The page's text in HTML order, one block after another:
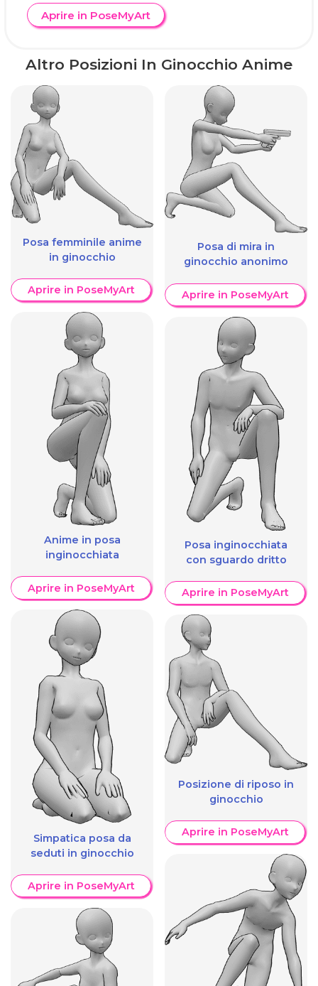
Aprire in PoseMyArt
Altro Posizioni In Ginocchio Anime
Posa femminile anime
in ginocchio
Aprire in PoseMyArt
Anime in posa
inginocchiata
Aprire in PoseMyArt
Simpatica posa da
seduti in ginocchio
Aprire in PoseMyArt
Posa di mira in
ginocchio anonimo
Aprire in PoseMyArt
Posa inginocchiata
con sguardo dritto
Aprire in PoseMyArt
Posizione di riposo in
ginocchio
Aprire in PoseMyArt